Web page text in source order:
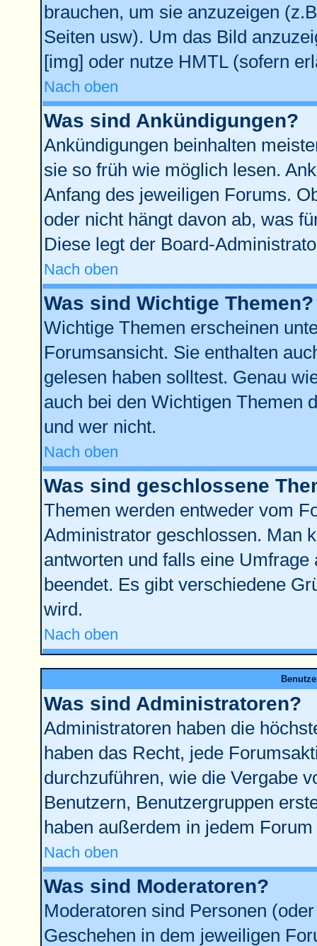
brauchen, um sie anzuzeigen
Seiten usw). Um das Bild
[img] oder nutze HMTL (sofern
Nach oben
Was sind Ankündigungen?
Ankündigungen beinhalten
sie so früh wie möglich lesen.
Anfang des jeweiligen Forums.
oder nicht hängt davon ab, was
Diese legt der Board-
Nach oben
Was sind Wichtige Themen?
Wichtige Themen erscheinen
Forumsansicht. Sie enthalten
gelesen haben solltest. Genau
auch bei den Wichtigen Themen
und wer nicht.
Nach oben
Was sind geschlossene
Themen werden entweder vom
Administrator geschlossen. Man
antworten und falls eine
beendet. Es gibt verschiedene
wird.
Nach oben
Was sind Administratoren?
Administratoren haben die
haben das Recht, jede
durchzuführen, wie die Vergabe
Benutzern, Benutzergruppen
haben außerdem in jedem
Nach oben
Was sind Moderatoren?
Moderatoren sind Personen
Geschehen in dem jeweiligen